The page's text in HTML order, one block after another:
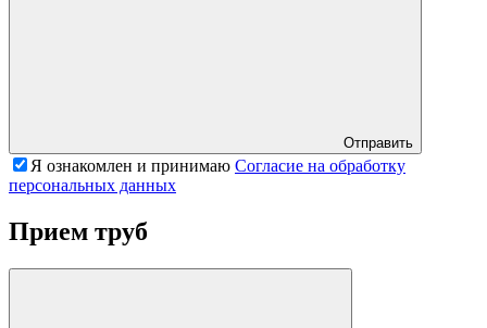
Отправить
Я ознакомлен и принимаю Согласие на обработку
персональных данных
Прием труб